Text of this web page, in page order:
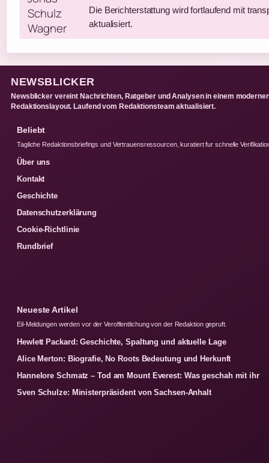
Die Berichterstattung wird fortlaufend mit
aktualisiert.
NEWSBLICKER
Newsblicker vereint Nachrichten, Ratgeber und Analysen in einem
Redaktionslayout. Laufend vom Redaktionsteam aktualisiert.
Beliebt
Tagliche Redaktionsbriefings und Vertrauensressourcen, kuratiert fur schnelle
Über uns
Kontakt
Geschichte
Datenschutzerklärung
Cookie-Richtlinie
Rundbrief
Neueste Artikel
Eil-Meldungen werden vor der Veroffentlichung von der Redaktion gepruft.
Hewlett Packard: Geschichte, Spaltung und aktuelle Lage
Alice Merton: Biografie, No Roots Bedeutung und Herkunft
Hannelore Schmatz – Tod am Mount Everest: Was geschah mit ihr
Sven Schulze: Ministerpräsident von Sachsen-Anhalt